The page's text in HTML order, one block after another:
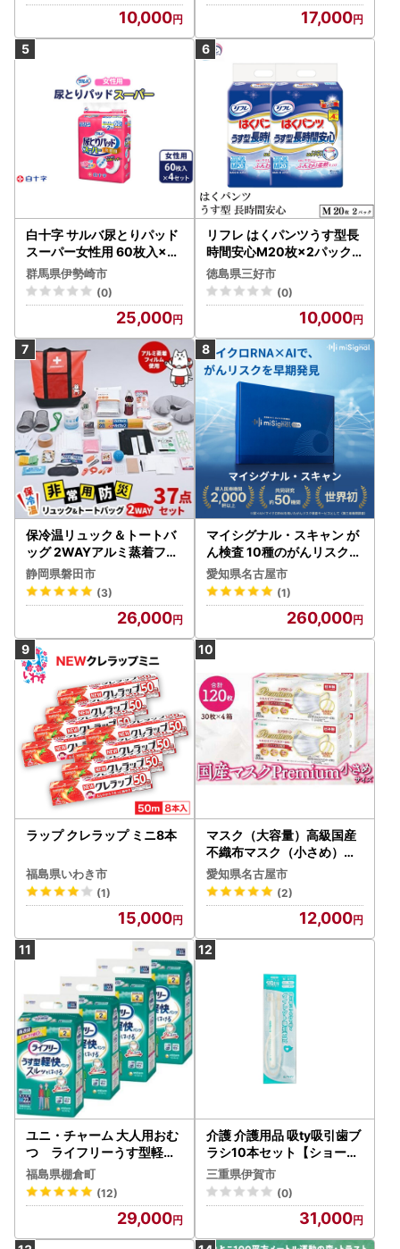
10,000 17,000
白十字 サルバ尿とりパッド
スーパー女性用 60枚入×4
セット
群馬県伊勢崎市
(0)
25,000
リフレ はくパンツうす型長
時間安心M20枚×2パック
尿ケア 紙おむつ 【 リフレ
】
徳島県三好市
(0)
10,000
保冷温リュック＆トートバ
ッグ 2WAYアルミ蒸着フィ
ルム使用 37点セット し
っぺいオリジナル【16282
31】
静岡県磐田市
(3)
26,000
マイシグナル・スキャン が
ん検査 10種のがんリスク部
位別判定
愛知県名古屋市
(1)
260,000
ラップ クレラップ ミニ8本
福島県いわき市
(1)
15,000
マスク（大容量）高級国産
不織布マスク（小さめ）
30枚入×4箱
愛知県名古屋市
(2)
12,000
ユニ・チャーム 大人用おむ
つ ライフリーうす型軽快
パンツ Mサイズ 22枚×4
(88枚)_ 吸収量 多い 送料無
料 _【1043198】
福島県棚倉町
(12)
29,000
介護 介護用品 吸ty吸引歯ブ
ラシ10本セット【ショート
・ふつう】 介護 【fain000
4-4】
三重県伊賀市
(0)
31,000